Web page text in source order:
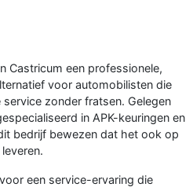
Castricum een professionele,
voor automobilisten die
zonder fratsen. Gelegen
in APK-keuringen en
bedrijf bewezen dat het ook op
een service-ervaring die